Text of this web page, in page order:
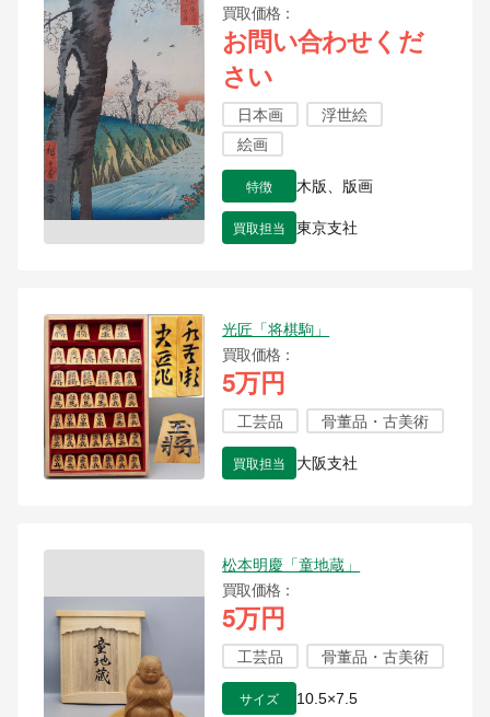
買取価格
お問い合わせくだ
さい
日本画
浮世絵
絵画
特徴 木版、版画
買取担当 東京支社
光匠「将棋駒」
買取価格
5万円
工芸品 骨董品・古美術
買取担当 大阪支社
松本明慶「童地蔵」
買取価格
5万円
工芸品 骨董品・古美術
サイズ 10.5×7.5